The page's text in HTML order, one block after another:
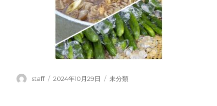
投
staff
投
2024年10月29日
カ
未分類